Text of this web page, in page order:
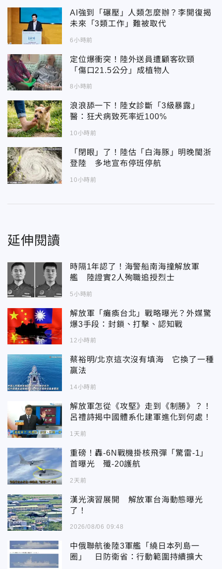
AI強到「碾壓」人類怎麼辦？李開復揭
未來「3類工作」難被取代
6小時前
定位爆衝突！陸外送員遭顧客砍頸
「傷口21.5公分」成植物人
8小時前
浪浪舔一下！陸女診斷「3級暴露」
醫：狂犬病致死率近100%
10小時前
「閉眼」了！陸估「白海豚」明晚閩浙
登陸 多地宣布停班停航
10小時前
延伸閱讀
時隔1年認了！海警船南海撞解放軍
艦 陸證實2人殉職追授烈士
5小時前
解放軍「癱瘓台北」戰略曝光？外媒驚
爆3手段：封鎖、打擊、認知戰
12小時前
蔡裕明/北京這次沒有填海 它換了一種
贏法
14小時前
解放軍怎從《攻堅》走到《制勝》？！
呂禮詩揭中國體系化建軍進化到何處！
1天前
重磅！轟-6N戰機掛核飛彈「驚雷-1」
首曝光 殲-20護航
2天前
漢光演習展開 解放軍台海動態曝光
了！
2026/08/06 09:48
中俄聯航後陸3軍艦「繞日本列島一
圈」 日防衛省：行動範圍持續擴大